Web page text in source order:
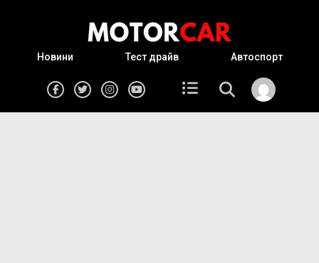
Новини Тест драйв Автоспорт